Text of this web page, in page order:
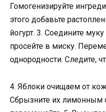
Гомогенизируйте
этого добавьте
йогурт. 3. Соедините
просейте в миску.
однородности. Следите,
4. Яблоки очищаем от
Сбрызните их лимонным